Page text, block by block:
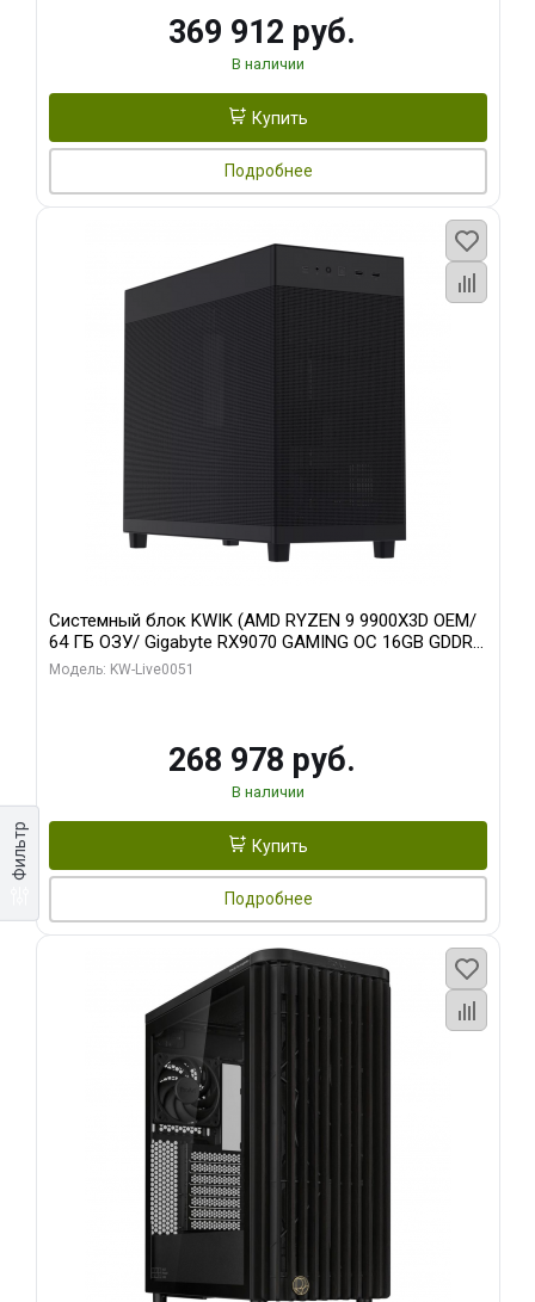
Фильтр
369 912 руб.
В наличии
Купить
Подробнее
Системный блок KWIK (AMD RYZEN 9 9900X3D OEM/
64 ГБ ОЗУ/ Gigabyte RX9070 GAMING OC 16GB GDDR6
256bit 2xDP 2xH/ 960 ГБ SSD)
Модель: KW-Live0051
268 978 руб.
В наличии
Купить
Подробнее